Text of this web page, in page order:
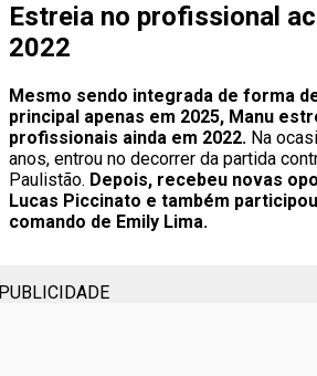
Estreia no profissional
2022
Mesmo sendo integrada de forma
principal apenas em 2025, Manu
profissionais ainda em 2022. Na
anos, entrou no decorrer da partida
Paulistão. Depois, recebeu novas
Lucas Piccinato e também
comando de Emily Lima.